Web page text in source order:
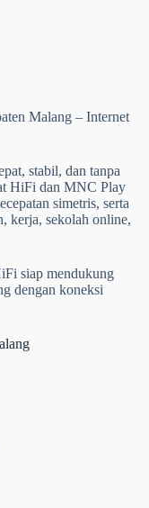
Malang – Internet
stabil, dan tanpa
HiFi dan MNC Play
simetris, serta
kerja, sekolah online,
siap mendukung
dengan koneksi